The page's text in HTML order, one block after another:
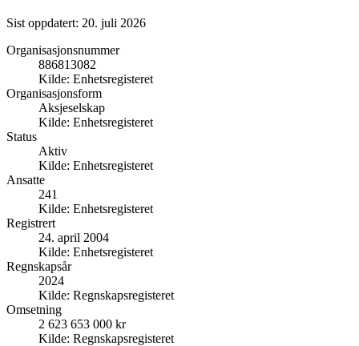
Sist oppdatert: 20. juli 2026
Organisasjonsnummer
886813082
Kilde: Enhetsregisteret
Organisasjonsform
Aksjeselskap
Kilde: Enhetsregisteret
Status
Aktiv
Kilde: Enhetsregisteret
Ansatte
241
Kilde: Enhetsregisteret
Registrert
24. april 2004
Kilde: Enhetsregisteret
Regnskapsår
2024
Kilde: Regnskapsregisteret
Omsetning
2 623 653 000 kr
Kilde: Regnskapsregisteret